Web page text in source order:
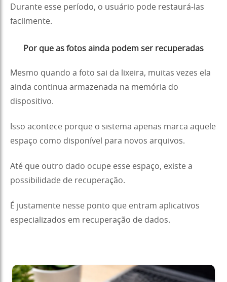
Durante esse período, o usuário pode restaurá-las
facilmente.
Por que as fotos ainda podem ser recuperadas
Mesmo quando a foto sai da lixeira, muitas vezes ela
ainda continua armazenada na memória do
dispositivo.
Isso acontece porque o sistema apenas marca aquele
espaço como disponível para novos arquivos.
Até que outro dado ocupe esse espaço, existe a
possibilidade de recuperação.
É justamente nesse ponto que entram aplicativos
especializados em recuperação de dados.